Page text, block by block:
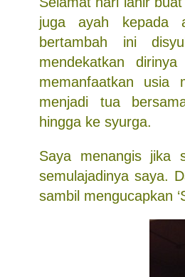
juga ayah kepada
bertambah ini
mendekatkan
memanfaatkan usia
menjadi tua
hingga ke syurga.
Saya menangis jika
semulajadinya saya.
sambil mengucapkan